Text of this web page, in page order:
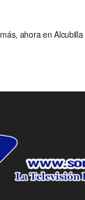
ahora en